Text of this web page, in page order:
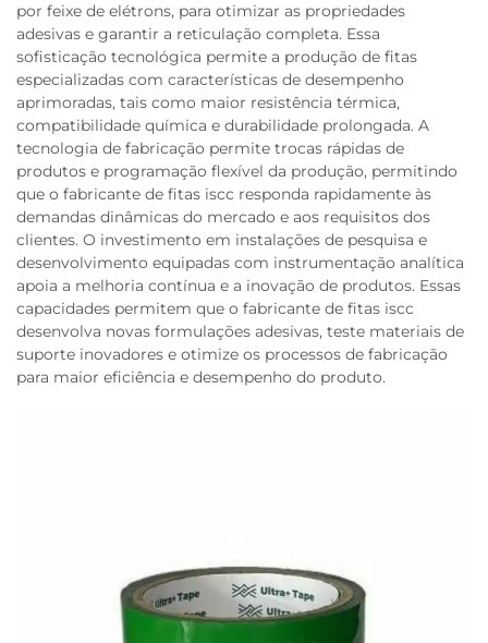
por feixe de elétrons, para otimizar as propriedades
adesivas e garantir a reticulação completa. Essa
sofisticação tecnológica permite a produção de fitas
especializadas com características de desempenho
aprimoradas, tais como maior resistência térmica,
compatibilidade química e durabilidade prolongada. A
tecnologia de fabricação permite trocas rápidas de
produtos e programação flexível da produção, permitindo
que o fabricante de fitas iscc responda rapidamente às
demandas dinâmicas do mercado e aos requisitos dos
clientes. O investimento em instalações de pesquisa e
desenvolvimento equipadas com instrumentação analítica
apoia a melhoria contínua e a inovação de produtos. Essas
capacidades permitem que o fabricante de fitas iscc
desenvolva novas formulações adesivas, teste materiais de
suporte inovadores e otimize os processos de fabricação
para maior eficiência e desempenho do produto.